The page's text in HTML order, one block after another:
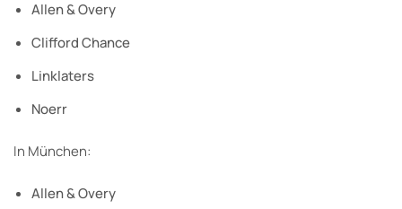
Allen & Overy
Clifford Chance
Linklaters
Noerr
In München:
Allen & Overy